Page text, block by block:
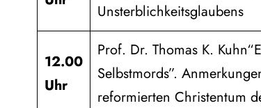
Unsterblichkeitsglaubens
12.00
Uhr
Prof. Dr. Thomas K.
Selbstmords”.
reformierten Christentum